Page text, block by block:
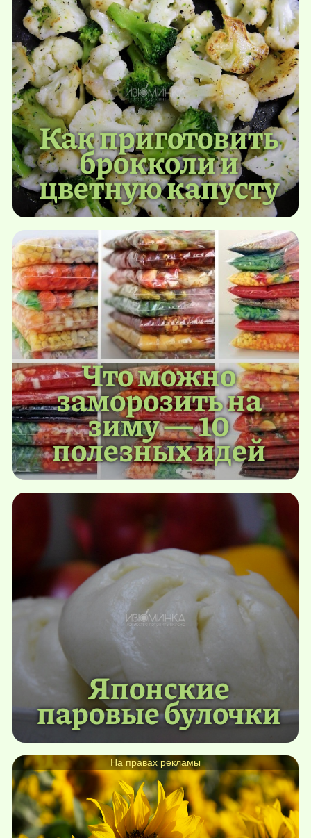
Как приготовить
брокколи и
цветную капусту
Что можно
заморозить на
зиму — 10
полезных идей
Японские
паровые булочки
На правах рекламы